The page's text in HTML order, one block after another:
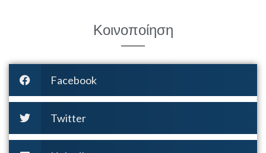
Κοινοποίηση
Facebook
Twitter